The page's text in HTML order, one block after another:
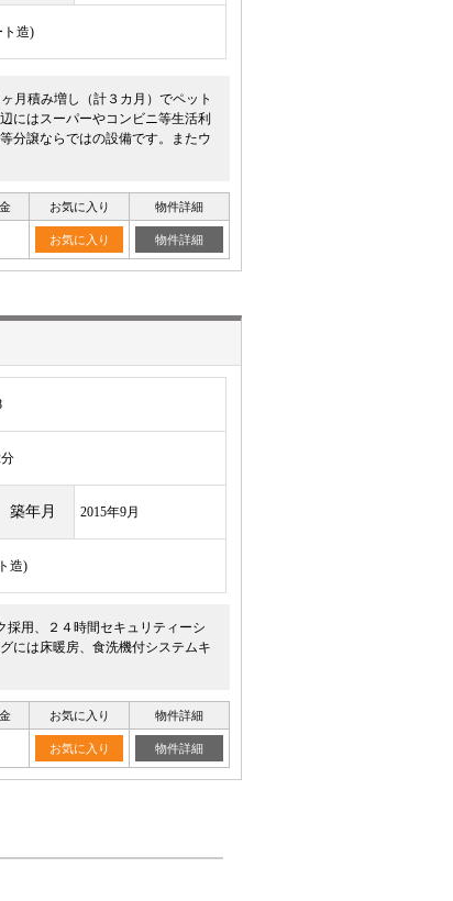
ト造)
月積み増し（計３カ月）でペット
にはスーパーやコンビニ等生活利
分譲ならではの設備です。またウ
お気に入り 物件詳細
お気に入り 物件詳細
築年月 2015年9月
造)
用、２４時間セキュリティーシ
には床暖房、食洗機付システムキ
お気に入り 物件詳細
お気に入り 物件詳細